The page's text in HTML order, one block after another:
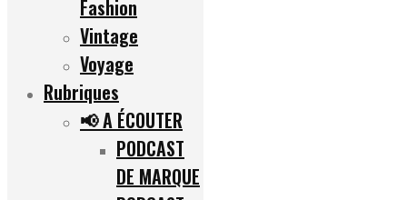
Fashion
Vintage
Voyage
Rubriques
📢 A ÉCOUTER
PODCAST
DE MARQUE